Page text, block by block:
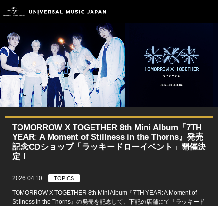
TOMORROW X TOGETHER 8th Mini Album『7TH
YEAR: A Moment of Stillness in the Thorns』発売
記念CDショップ「ラッキードローイベント」開催決
定！
2026.04.10 TOPICS
TOMORROW X TOGETHER 8th Mini Album『7TH YEAR: A Moment of
Stillness in the Thorns』の発売を記念して、下記の店舗にて「ラッキード